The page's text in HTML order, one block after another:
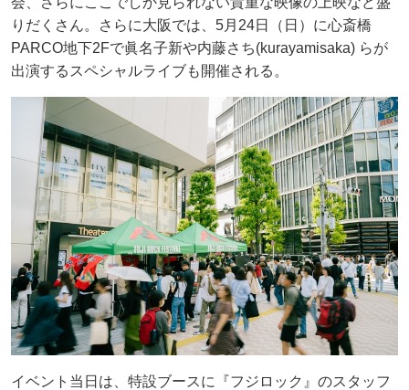
りだくさん。さらに大阪では、5月24日（日）に心斎橋
PARCO地下2Fで眞名子新や内藤さち(kurayamisaka) らが
出演するスペシャルライブも開催される。
イベント当日は、特設ブースに『フジロック』のスタッフ